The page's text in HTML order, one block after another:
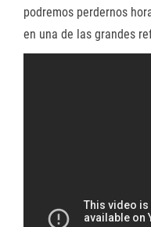
podremos perdernos
en una de las grandes